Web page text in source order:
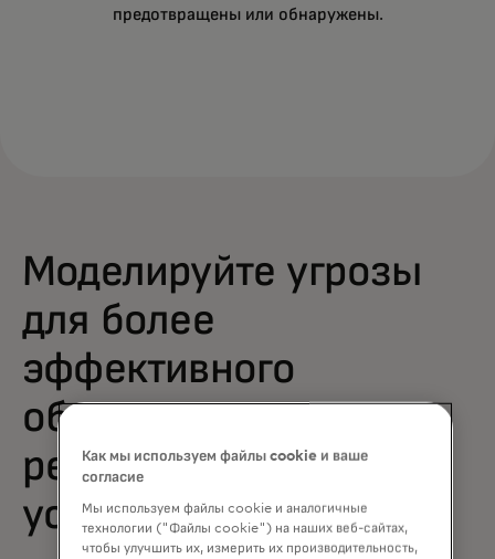
предотвращены или обнаружены.
Моделируйте угрозы
для более
эффективного
обнаружения,
реагирования и
устойчивости
Как мы используем файлы cookie и ваше
согласие
Мы используем файлы cookie и аналогичные
технологии ("Файлы cookie") на наших веб-сайтах,
чтобы улучшить их, измерить их производительность,